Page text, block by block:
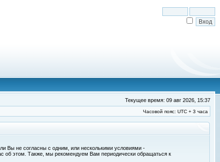
Текущее время: 09 авг 2026, 15:37
Часовой пояс: UTC + 3 часа
Вы не согласны с одним, или несколькими условиями -
об этом. Также, мы рекомендуем Вам периодически обращаться к